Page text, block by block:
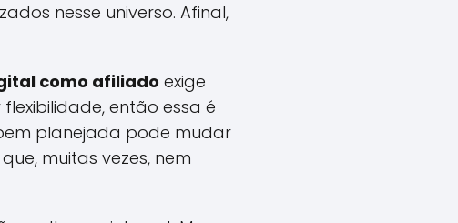
nesse universo. Afinal,
como afiliado exige
então essa é
planejada pode mudar
muitas vezes, nem